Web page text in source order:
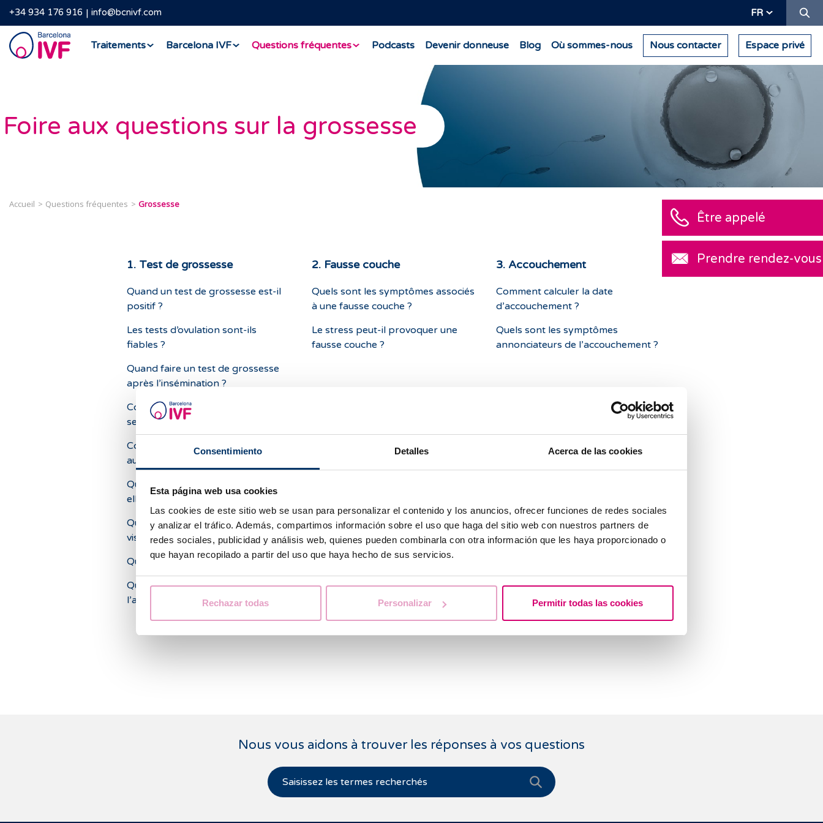
Consentimiento Detalles Acerca de las cookies
Esta página web usa cookies
Las cookies de este sitio web se usan para personalizar el contenido y los anuncios, ofrecer funciones de redes sociales
y analizar el tráfico. Además, compartimos información sobre el uso que haga del sitio web con nuestros partners de
redes sociales, publicidad y análisis web, quienes pueden combinarla con otra información que les haya proporcionado o
que hayan recopilado a partir del uso que haya hecho de sus servicios.
Rechazar todas Personalizar Permitir todas las cookies
+34 934 176 916 info@bcnivf.com FR
Barcelona
IVF
Traitements Barcelona IVF Questions fréquentes Podcasts Devenir donneuse Blog Où sommes-nous Nous contacter Espace privé
Foire aux questions sur la grossesse
Accueil Questions fréquentes Grossesse
1. Test de grossesse
Quand un test de grossesse est-il
positif ?
Les tests d’ovulation sont-ils
fiables ?
Quand faire un test de grossesse
après l’insémination ?
Comment savoir à combien de
semaines de grossesse je suis ?
Comment la grossesse évolue-t-elle
au fil des semaines ?
Quand la première échographie est-
elle réalisée ?
Quand le sac gestationnel est-il
visible ?
Quand l’embryon est-il visible ?
Quelle est la meilleure alternative à
l’amniocentèse ?
2. Fausse couche
Quels sont les symptômes associés
à une fausse couche ?
Le stress peut-il provoquer une
fausse couche ?
3. Accouchement
Comment calculer la date
d’accouchement ?
Quels sont les symptômes
annonciateurs de l’accouchement ?
Nous vous aidons à trouver les réponses à vos questions
Être appelé
Prendre rendez-vous